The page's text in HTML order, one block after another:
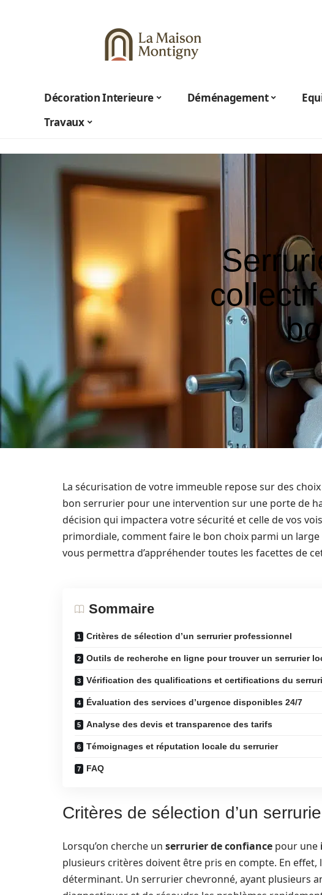
Décoration Interieure Déménagement
Travaux
La sécurisation de votre immeuble repose sur des
bon serrurier pour une intervention sur une porte de
décision qui impactera votre sécurité et celle de vos
primordiale, comment faire le bon choix parmi un
vous permettra d’appréhender toutes les facettes de
Sommaire
Critères de sélection d’un serrurier professionnel
Outils de recherche en ligne pour trouver un serrurier
Vérification des qualifications et certifications du
Évaluation des services d’urgence disponibles 24/7
Analyse des devis et transparence des tarifs
Témoignages et réputation locale du serrurier
FAQ
Critères de sélection d’un
Lorsqu’on cherche un serrurier de confiance pour une
plusieurs critères doivent être pris en compte. En effet,
déterminant. Un serrurier chevronné, ayant plusieurs